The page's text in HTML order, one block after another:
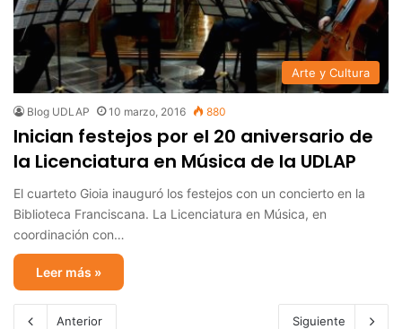
Arte y Cultura
Blog UDLAP 10 marzo, 2016 880
Inician festejos por el 20 aniversario de
la Licenciatura en Música de la UDLAP
El cuarteto Gioia inauguró los festejos con un concierto en la
Biblioteca Franciscana. La Licenciatura en Música, en
coordinación con…
Leer más »
Anterior Siguiente